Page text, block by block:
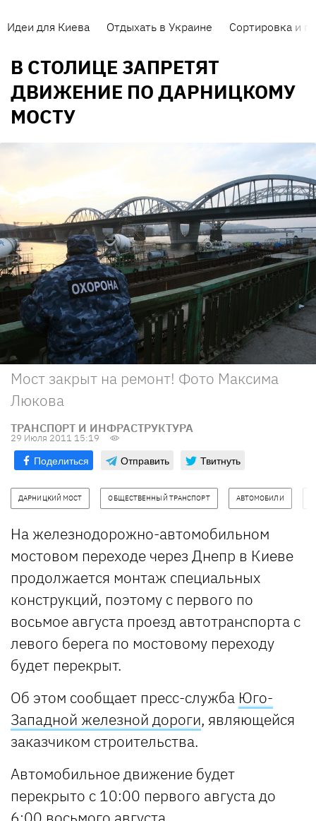
Идеи для Киева Отдыхать в Украине Сортировка и
В СТОЛИЦЕ ЗАПРЕТЯТ
ДВИЖЕНИЕ ПО ДАРНИЦКОМУ
МОСТУ
Мост закрыт на ремонт! Фото Максима
Люкова
ТРАНСПОРТ И ИНФРАСТРУКТУРА
29 Июля 2011 15:19
Поделиться Отправить Твитнуть
ДАРНИЦКИЙ МОСТ ОБЩЕСТВЕННЫЙ ТРАНСПОРТ АВТОМОБИЛИ
На железнодорожно-автомобильном
мостовом переходе через Днепр в Киеве
продолжается монтаж специальных
конструкций, поэтому с первого по
восьмое августа проезд автотранспорта с
левого берега по мостовому переходу
будет перекрыт.
Об этом сообщает пресс-служба Юго-
Западной железной дороги, являющейся
заказчиком строительства.
Автомобильное движение будет
перекрыто с 10:00 первого августа до